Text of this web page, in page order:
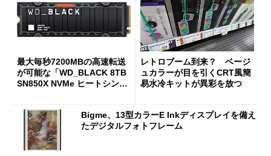
最大毎秒7200MBの高速転送
が可能な「WD_BLACK 8TB
SN850X NVMe ヒートシンク
レトロブーム到来？ ベージ
ュカラーが目を引くCRT風簡
易水冷キットが異彩を放つ
Bigme、13型カラーE Inkディスプレイを備え
たデジタルフォトフレーム